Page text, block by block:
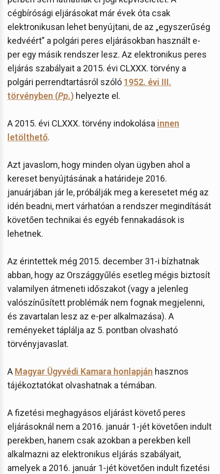
cégbírósági eljárásokat már évek óta csak
elektronikusan lehet benyújtani, de az „egyszerűség
kedvéért” a polgári peres eljárásokban használt e-
per egy másik rendszer lesz. Az elektronikus peres
eljárás szabályait a 2015. évi CLXXX. törvény a
polgári perrendtartásról szóló 1952. évi III.
törvényben (Pp.) helyezte el.
A 2015. évi CLXXX. törvény indokolása innen
letölthető.
Azt javaslom, hogy minden olyan ügyben ahol a
kereset benyújtásának a határideje 2016.
januárjában jár le, próbálják meg a keresetet még az
idén beadni, mert várhatóan a rendszer megindítását
követően technikai és egyéb fennakadások is
lehetnek.
Az érintettek még 2015. december 31-i bízhatnak
abban, hogy az Országgyűlés esetleg mégis biztosít
valamilyen átmeneti időszakot (vagy a jelenleg
valószínűsített problémák nem fognak megjelenni,
és zavartalan lesz az e-per alkalmazása). A
reményeket táplálja az 5. pontban olvasható
törvényjavaslat.
A Magyar Ügyvédi Kamara honlapján hasznos
tájékoztatókat olvashatnak a témában.
A fizetési meghagyásos eljárást követő peres
eljárásoknál nem a 2016. január 1-jét követően indult
perekben, hanem csak azokban a perekben kell
alkalmazni az elektronikus eljárás szabályait,
amelyek a 2016. január 1-jét követően indult fizetési